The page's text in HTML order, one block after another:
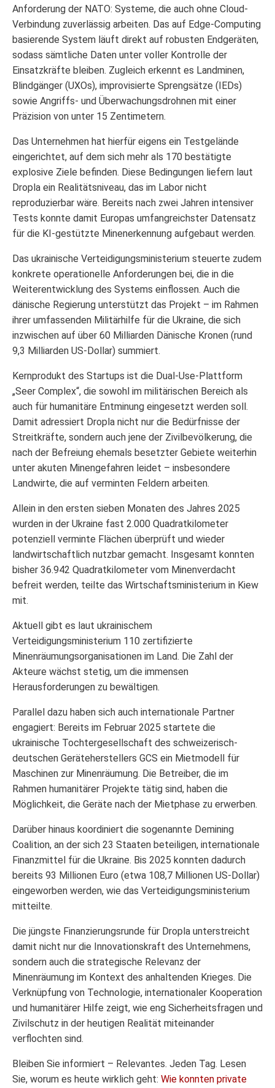
Anforderung der NATO: Systeme, die auch ohne Cloud-
Verbindung zuverlässig arbeiten. Das auf Edge-Computing
basierende System läuft direkt auf robusten Endgeräten,
sodass sämtliche Daten unter voller Kontrolle der
Einsatzkräfte bleiben. Zugleich erkennt es Landminen,
Blindgänger (UXOs), improvisierte Sprengsätze (IEDs)
sowie Angriffs- und Überwachungsdrohnen mit einer
Präzision von unter 15 Zentimetern.
Das Unternehmen hat hierfür eigens ein Testgelände
eingerichtet, auf dem sich mehr als 170 bestätigte
explosive Ziele befinden. Diese Bedingungen liefern laut
Dropla ein Realitätsniveau, das im Labor nicht
reproduzierbar wäre. Bereits nach zwei Jahren intensiver
Tests konnte damit Europas umfangreichster Datensatz
für die KI-gestützte Minenerkennung aufgebaut werden.
Das ukrainische Verteidigungsministerium steuerte zudem
konkrete operationelle Anforderungen bei, die in die
Weiterentwicklung des Systems einflossen. Auch die
dänische Regierung unterstützt das Projekt – im Rahmen
ihrer umfassenden Militärhilfe für die Ukraine, die sich
inzwischen auf über 60 Milliarden Dänische Kronen (rund
9,3 Milliarden US-Dollar) summiert.
Kernprodukt des Startups ist die Dual-Use-Plattform
„Seer Complex“, die sowohl im militärischen Bereich als
auch für humanitäre Entminung eingesetzt werden soll.
Damit adressiert Dropla nicht nur die Bedürfnisse der
Streitkräfte, sondern auch jene der Zivilbevölkerung, die
nach der Befreiung ehemals besetzter Gebiete weiterhin
unter akuten Minengefahren leidet – insbesondere
Landwirte, die auf verminten Feldern arbeiten.
Allein in den ersten sieben Monaten des Jahres 2025
wurden in der Ukraine fast 2.000 Quadratkilometer
potenziell verminte Flächen überprüft und wieder
landwirtschaftlich nutzbar gemacht. Insgesamt konnten
bisher 36.942 Quadratkilometer vom Minenverdacht
befreit werden, teilte das Wirtschaftsministerium in Kiew
mit.
Aktuell gibt es laut ukrainischem
Verteidigungsministerium 110 zertifizierte
Minenräumungsorganisationen im Land. Die Zahl der
Akteure wächst stetig, um die immensen
Herausforderungen zu bewältigen.
Parallel dazu haben sich auch internationale Partner
engagiert: Bereits im Februar 2025 startete die
ukrainische Tochtergesellschaft des schweizerisch-
deutschen Geräteherstellers GCS ein Mietmodell für
Maschinen zur Minenräumung. Die Betreiber, die im
Rahmen humanitärer Projekte tätig sind, haben die
Möglichkeit, die Geräte nach der Mietphase zu erwerben.
Darüber hinaus koordiniert die sogenannte Demining
Coalition, an der sich 23 Staaten beteiligen, internationale
Finanzmittel für die Ukraine. Bis 2025 konnten dadurch
bereits 93 Millionen Euro (etwa 108,7 Millionen US-Dollar)
eingeworben werden, wie das Verteidigungsministerium
mitteilte.
Die jüngste Finanzierungsrunde für Dropla unterstreicht
damit nicht nur die Innovationskraft des Unternehmens,
sondern auch die strategische Relevanz der
Minenräumung im Kontext des anhaltenden Krieges. Die
Verknüpfung von Technologie, internationaler Kooperation
und humanitärer Hilfe zeigt, wie eng Sicherheitsfragen und
Zivilschutz in der heutigen Realität miteinander
verflochten sind.
Bleiben Sie informiert – Relevantes. Jeden Tag. Lesen
Sie, worum es heute wirklich geht: Wie konnten private